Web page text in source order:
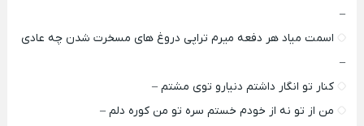
–
اسمت میاد هر دفعه میرم تراپی دروغ‌ های مسخرت شدن چه عادی
–
کنار تو انگار داشتم دنیارو توی مشتم –
من از تو نه از خودم خستم سره تو من کوره دلم –